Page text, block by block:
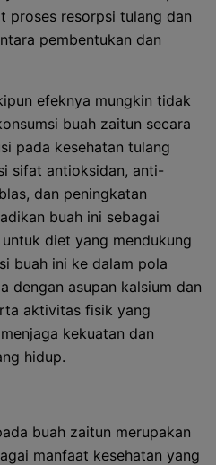
proses resorpsi tulang dan
pembentukan dan
efeknya mungkin tidak
buah zaitun secara
pada kesehatan tulang
sifat antioksidan, anti-
dan peningkatan
buah ini sebagai
diet yang mendukung
buah ini ke dalam pola
dengan asupan kalsium dan
aktivitas fisik yang
kekuatan dan
hidup.
buah zaitun merupakan
manfaat kesehatan yang